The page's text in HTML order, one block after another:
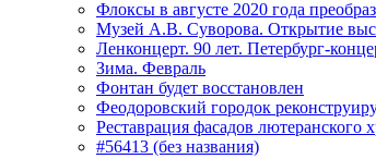
Флоксы в августе 2020 года
Музей А.В. Суворова. Открытие
Ленконцерт. 90 лет. Петербург-
Зима. Февраль
Фонтан будет восстановлен
Феодоровский городок
Реставрация фасадов лютеранского
#56413 (без названия)